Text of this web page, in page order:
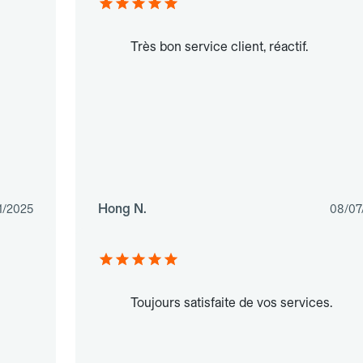
2025
Très bon service client, réactif.
Hong N. 08/
Toujours satisfaite de vos services.